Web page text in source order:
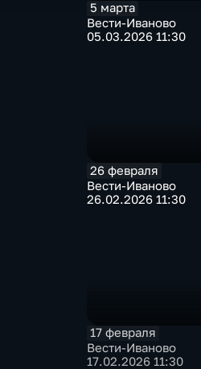
5 марта
Вести-Иваново
05.03.2026 11:30
26 февраля
Вести-Иваново
26.02.2026 11:30
17 февраля
Вести-Иваново
17.02.2026 11:30